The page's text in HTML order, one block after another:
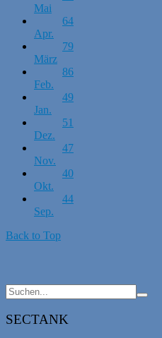
Mai
64
Apr.
79
März
86
Feb.
49
Jan.
51
Dez.
47
Nov.
40
Okt.
44
Sep.
Back to Top
SECTANK